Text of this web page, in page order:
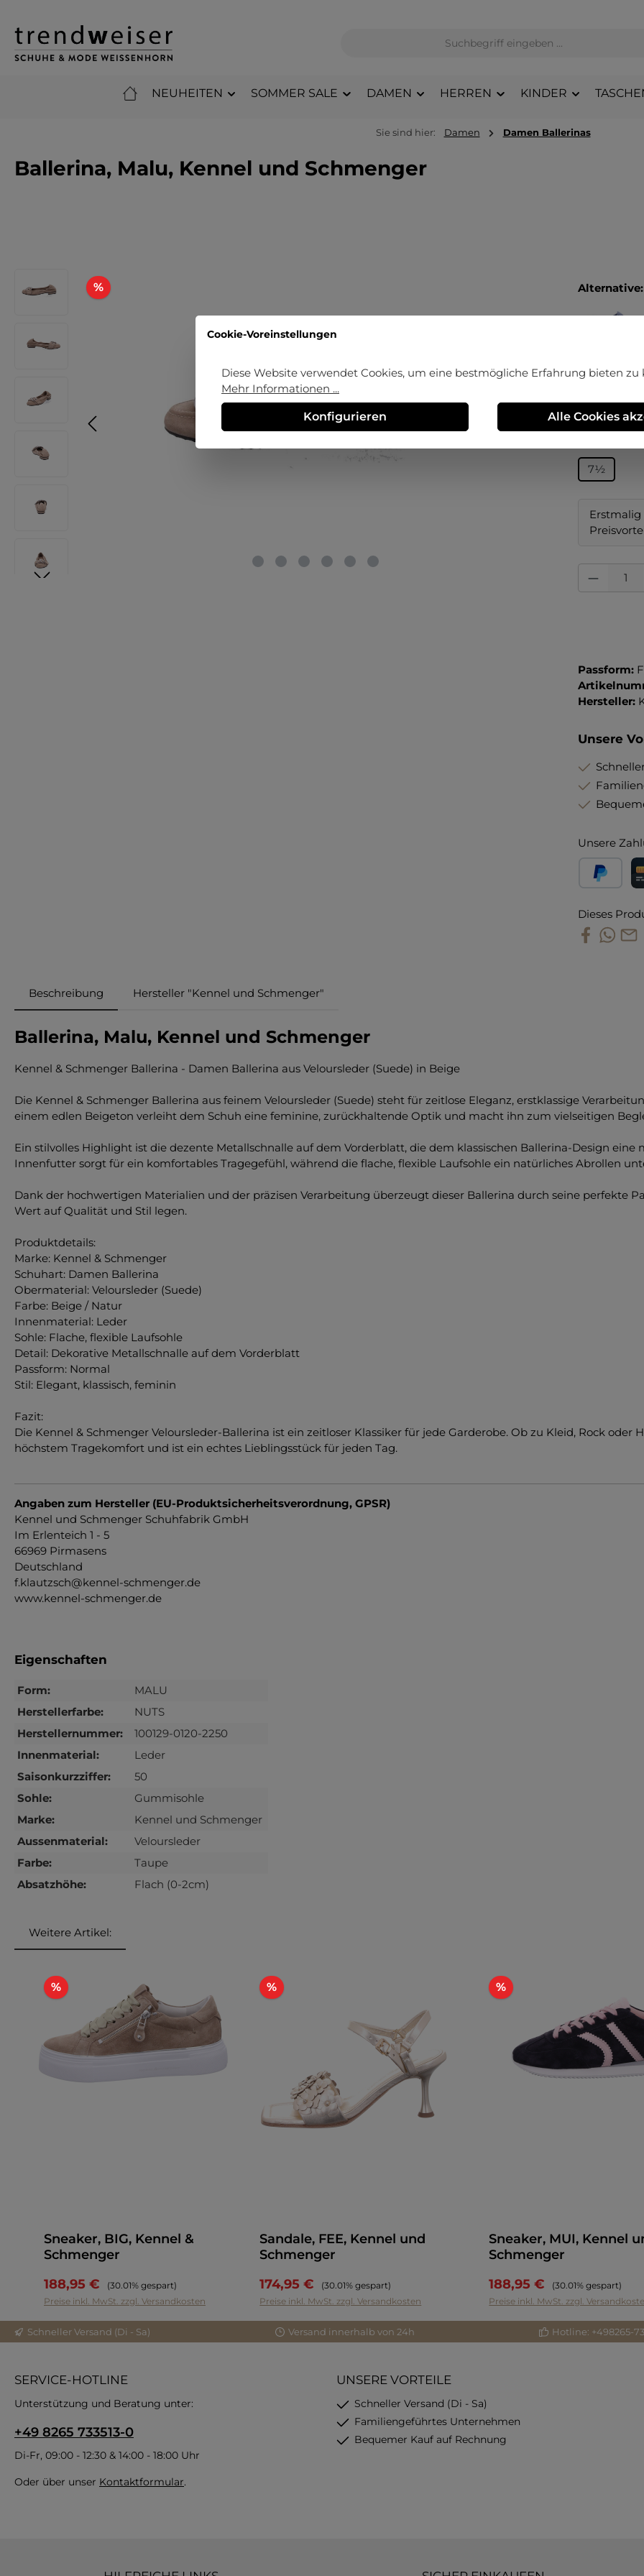
NEUHEITEN SOMMER SALE DAMEN HERREN KINDER
Sie sind hier: Damen Damen Ballerinas
Ballerina, Malu, Kennel und Schmenger
Bildergalerie überspringen
%Rabatt Alternative:
Preise inkl.
7½
Erstmalig
Produkt
Passform:
Hersteller:
Unsere
Unsere
Dieses
Beschreibung Hersteller "Kennel und Schmenger"
Ballerina, Malu, Kennel und Schmenger
Kennel & Schmenger Ballerina - Damen Ballerina aus Veloursleder (Suede) in Beige
Die Kennel & Schmenger Ballerina aus feinem Veloursleder (Suede) steht für zeitlose Eleganz, erstklassige
einem edlen Beigeton verleiht dem Schuh eine feminine, zurückhaltende Optik und macht ihn zum vielseitigen
Ein stilvolles Highlight ist die dezente Metallschnalle auf dem Vorderblatt, die dem klassischen Ballerina-Design
Innenfutter sorgt für ein komfortables Tragegefühl, während die flache, flexible Laufsohle ein natürliches Abrollen
Dank der hochwertigen Materialien und der präzisen Verarbeitung überzeugt dieser Ballerina durch seine perfekte
Wert auf Qualität und Stil legen.
Produktdetails:
Marke: Kennel & Schmenger
Schuhart: Damen Ballerina
Obermaterial: Veloursleder (Suede)
Farbe: Beige / Natur
Innenmaterial: Leder
Sohle: Flache, flexible Laufsohle
Detail: Dekorative Metallschnalle auf dem Vorderblatt
Passform: Normal
Stil: Elegant, klassisch, feminin
Fazit:
Die Kennel & Schmenger Veloursleder-Ballerina ist ein zeitloser Klassiker für jede Garderobe. Ob zu Kleid, Rock
höchstem Tragekomfort und ist ein echtes Lieblingsstück für jeden Tag.
Angaben zum Hersteller (EU-Produktsicherheitsverordnung, GPSR)
Kennel und Schmenger Schuhfabrik GmbH
Im Erlenteich 1 - 5
66969 Pirmasens
Deutschland
f.klautzsch@kennel-schmenger.de
www.kennel-schmenger.de
Eigenschaften
Form:
MALU
Herstellerfarbe:
NUTS
Herstellernummer:
100129-0120-2250
Innenmaterial:
Leder
Saisonkurzziffer:
50
Sohle:
Gummisohle
Marke:
Kennel und Schmenger
Aussenmaterial:
Veloursleder
Farbe:
Taupe
Absatzhöhe:
Flach (0-2cm)
Weitere Artikel:
%Rabatt
Sneaker, BIG, Kennel &
Schmenger
188,95 €
Regulärer Preis:
(30.01% gespart)
Preise inkl. MwSt. zzgl. Versandkosten
%Rabatt
Sandale, FEE, Kennel und
Schmenger
174,95 €
Regulärer Preis:
(30.01% gespart)
Preise inkl. MwSt. zzgl. Versandkosten
%Rabatt
Sneaker, MUI, Kennel
Schmenger
188,95 €
Regulärer Preis:
(30.01% gespart)
Preise inkl. MwSt. zzgl.
Schneller Versand (Di - Sa) Versand innerhalb von 24h Hotline: +498265-
SERVICE-HOTLINE
Unterstützung und Beratung unter:
+49 8265 733513-0
Di-Fr, 09:00 - 12:30 & 14:00 - 18:00 Uhr
Oder über unser Kontaktformular.
UNSERE VORTEILE
Schneller Versand (Di - Sa)
Familiengeführtes Unternehmen
Bequemer Kauf auf Rechnung
Cookie-Voreinstellungen
Diese Website verwendet Cookies, um eine bestmögliche Erfahrung bieten zu
Mehr Informationen ...
Konfigurieren Alle Cookies